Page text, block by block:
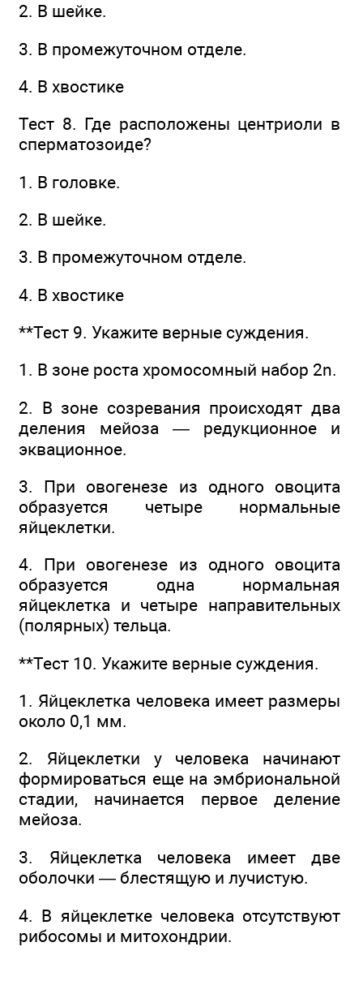
2. В шейке.
3. В промежуточном отделе.
4. В хвостике
Тест 8. Где расположены центриоли в
сперматозоиде?
1. В головке.
2. В шейке.
3. В промежуточном отделе.
4. В хвостике
**Тест 9. Укажите верные суждения.
1. В зоне роста хромосомный набор 2n.
2. В зоне созревания происходят два
деления мейоза — редукционное и
эквационное.
3. При овогенезе из одного овоцита
образуется четыре нормальные
яйцеклетки.
4. При овогенезе из одного овоцита
образуется одна нормальная
яйцеклетка и четыре направительных
(полярных) тельца.
**Тест 10. Укажите верные суждения.
1. Яйцеклетка человека имеет размеры
около 0,1 мм.
2. Яйцеклетки у человека начинают
формироваться еще на эмбриональной
стадии, начинается первое деление
мейоза.
3. Яйцеклетка человека имеет две
оболочки — блестящую и лучистую.
4. В яйцеклетке человека отсутствуют
рибосомы и митохондрии.